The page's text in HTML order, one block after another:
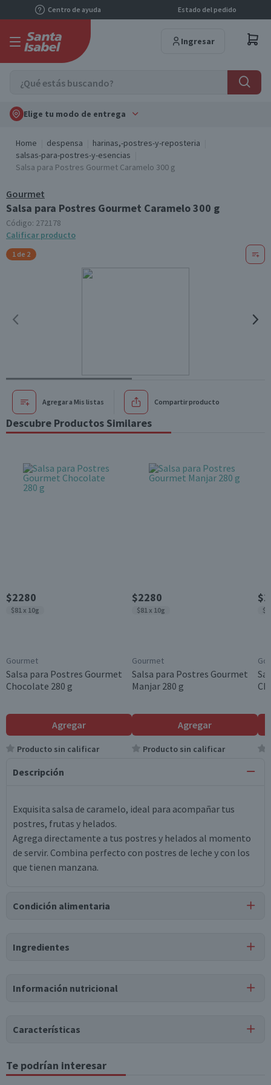
Centro de ayuda Estado del pedido
Ingresar
Elige tu modo de entrega
Home despensa
harinas,-postres-y-reposteria
salsas-para-postres-y-esencias
Salsa para Postres Gourmet Caramelo 300 g
Gourmet
Salsa para Postres Gourmet Caramelo 300 g
Código: 272178
Calificar producto
1 de 2
Agregar a Mis listas Compartir producto
Descubre Productos Similares
$2280
$81 x 10g
Gourmet
Salsa para Postres Gourmet
Chocolate 280 g
Agregar
Producto sin calificar
$2280
$81 x 10g
Gourmet
Salsa para Postres Gourmet
Manjar 280 g
Agregar
Producto sin calificar
Descripción
Exquisita salsa de caramelo, ideal para acompañar tus
postres, frutas y helados.
Agrega directamente a tus postres y helados al momento
de servir. Combina perfecto con postres de leche y con los
que tienen manzana.
Condición alimentaria
Ingredientes
artificial, sorbato de potasio, benzoato de sodio.
Trazasdeleche, soya, huevo, gluten, apio, mostaza,
Información nutricional
Tabla nutricional
Características
Tipo de Producto
Sazonadores
Te podrían interesar